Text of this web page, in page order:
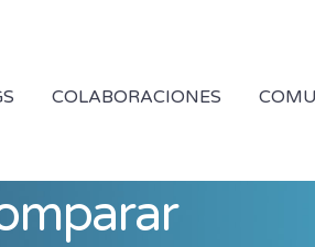
COLABORACIONES